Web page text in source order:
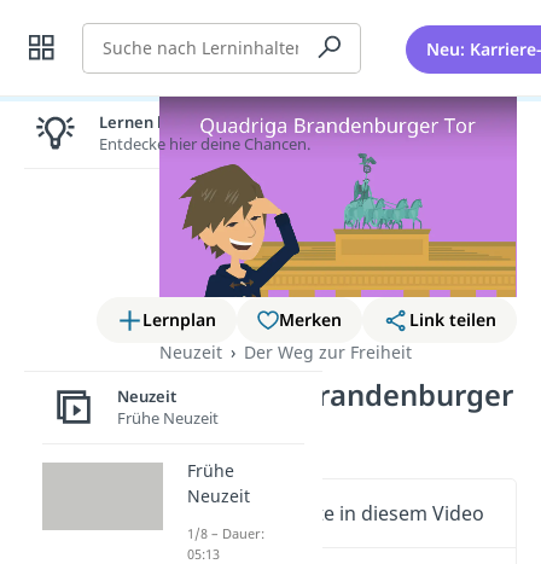
Suche Neu:
Lernplan Merken
Link teilen
Neuzeit
Der Weg zur Freiheit
Quadriga Brandenburger
Tor
Wichtige Inhalte in diesem Video
Lernen lohnt sich!
Entdecke hier deine Chancen.
Neuzeit
Frühe Neuzeit
Frühe
Neuzeit
1/8 – Dauer:
05:13